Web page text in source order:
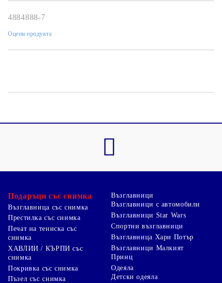
4884888-7
Оцени продукта
Подаръци със снимка
Възглавница със снимка
Престилка със снимка
Печат на тениска със
снимка
ХАВЛИИ / КЪРПИ със
снимка
Покривка със снимка
Пъзел със снимка
Възглавници
Възглавници с автомобили
Възглавници Star Wars
Спортни възглавници
Възглавница Хари Потър
Възглавници Малкият
Принц
Одеяла
Детски одеяла